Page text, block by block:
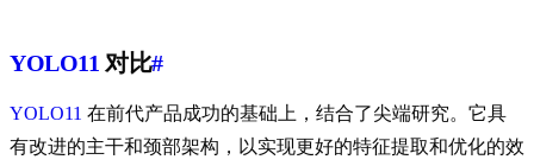
YOLO11 对比#
YOLO11 在前代产品成功的基础上，结合了尖端研究。它具
有改进的主干和颈部架构，以实现更好的特征提取和优化的效